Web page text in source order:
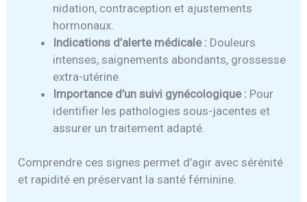
nidation, contraception et ajustements
hormonaux.
Indications d’alerte médicale : Douleurs
intenses, saignements abondants, grossesse
extra-utérine.
Importance d’un suivi gynécologique : Pour
identifier les pathologies sous-jacentes et
assurer un traitement adapté.
Comprendre ces signes permet d’agir avec sérénité
et rapidité en préservant la santé féminine.